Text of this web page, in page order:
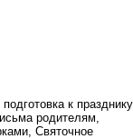
к празднику,
родителям,
Святочное